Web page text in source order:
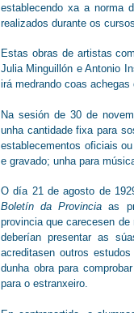
establecendo xa a norma
realizados durante os
Estas obras de artistas
Julia Minguillón e Antonio
irá medrando coas
Na sesión de 30 de
unha cantidade fixa para
establecementos oficiais
e gravado; unha para
O día 21 de agosto de
Boletín da Provinciaas
provincia que carecesen
deberían presentar as
acreditasen outros
dunha obra para
para o estranxeiro.